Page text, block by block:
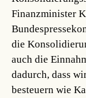
Finanzminister
die
auch die
dadurch, dass
besteuern wie